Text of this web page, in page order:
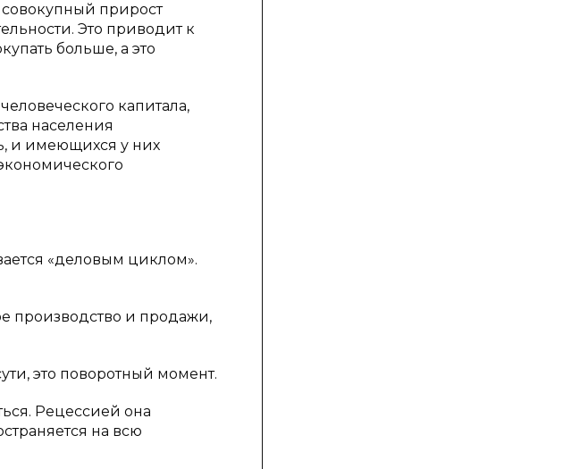
совокупный прирост
Это приводит к
больше, а это
капитала,
населения
и имеющихся у них
«деловым циклом».
производство и продажи,
это поворотный момент.
Рецессией она
на всю